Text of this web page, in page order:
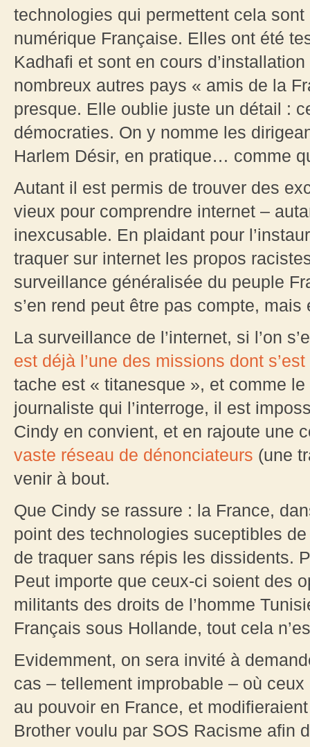
technologies qui permettent cela sont
numérique Française. Elles ont été
Kadhafi et sont en cours
nombreux autres pays « amis de la
presque. Elle oublie juste un détail :
démocraties. On y nomme les
Harlem Désir, en pratique… comme
Autant il est permis de trouver des
vieux pour comprendre internet –
inexcusable. En plaidant pour
traquer sur internet les propos
surveillance généralisée du peuple
s’en rend peut être pas compte,
La surveillance de l’internet, si l’on
est déjà l’une des missions dont
tache est « titanesque », et comme
journaliste qui l’interroge, il est
Cindy en convient, et en rajoute une
vaste réseau de dénonciateurs (une
venir à bout.
Que Cindy se rassure : la France,
point des technologies suceptibles
de traquer sans répis les dissidents.
Peut importe que ceux-ci soient des
militants des droits de l’homme
Français sous Hollande, tout cela
Evidemment, on sera invité à
cas – tellement improbable – où
au pouvoir en France, et
Brother voulu par SOS Racisme afin